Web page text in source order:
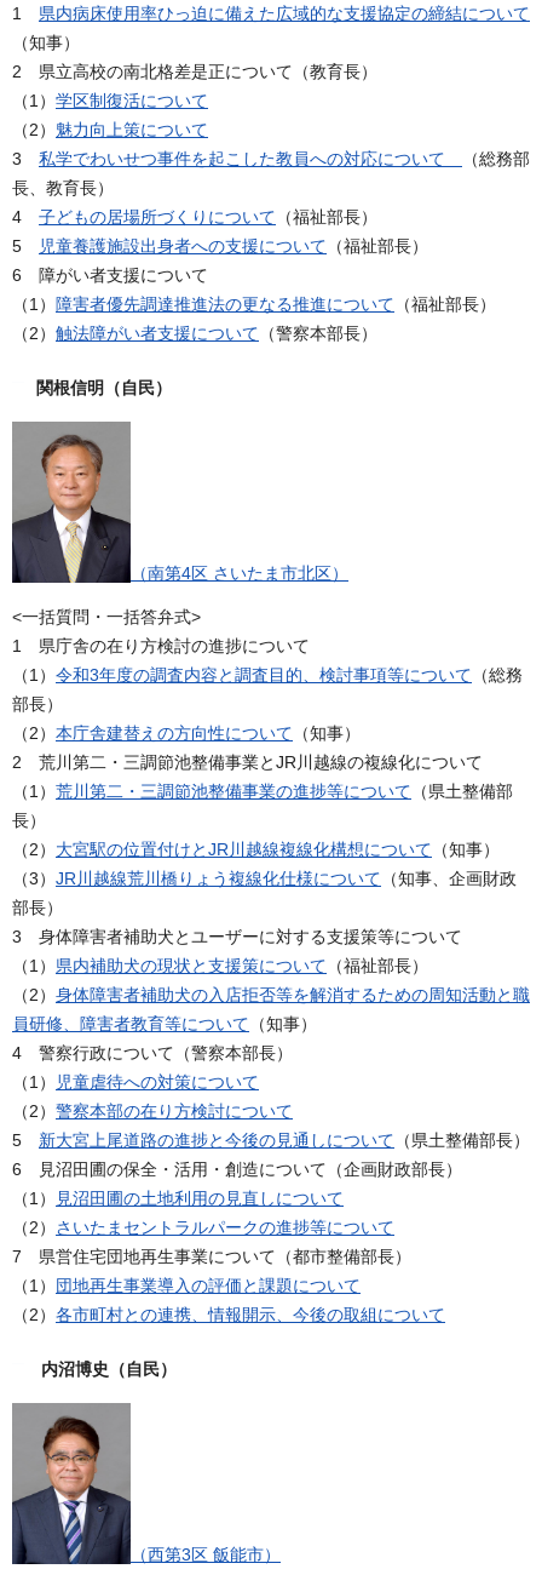
1 県内病床使用率ひっ迫に備えた広域的な支援協定の締結について
（知事）
2 県立高校の南北格差是正について（教育長）
（1） 学区制復活について
（2） 魅力向上策について
3 私学でわいせつ事件を起こした教員への対応について
（総務部
長、教育長）
4 子どもの居場所づくりについて （福祉部長）
5
児童養護施設出身者への支援について （福祉部長）
6 障がい者支援について
（1） 障害者優先調達推進法の更なる推進について （福祉部長）
（2） 触法障がい者支援について （警察本部長）
関根信明（自民）
（南第4区 さいたま市北区）
<一括質問・一括答弁式>
1 県庁舎の在り方検討の進捗について
（1） 令和3年度の調査内容と調査目的、検討事項等について （総務
部長）
（2） 本庁舎建替えの方向性について （知事）
2 荒川第二・三調節池整備事業とJR川越線の複線化について
（1） 荒川第二・三調節池整備事業の進捗等について （県土整備部
長）
（2） 大宮駅の位置付けとJR川越線複線化構想について （知事）
（3） JR川越線荒川橋りょう複線化仕様について （知事、企画財政
部長）
3 身体障害者補助犬とユーザーに対する支援策等について
（1） 県内補助犬の現状と支援策について （福祉部長）
（2） 身体障害者補助犬の入店拒否等を解消するための周知活動と職
員研修、障害者教育等について （知事）
4 警察行政について（警察本部長）
（1）
児童虐待への対策について
（2） 警察本部の在り方検討について
5 新大宮上尾道路の進捗と今後の見通しについて （県土整備部長）
6 見沼田圃の保全・活用・創造について（企画財政部長）
（1）
見沼田圃の土地利用の見直しについて
（2） さいたまセントラルパークの進捗等について
7 県営住宅団地再生事業について（都市整備部長）
（1） 団地再生事業導入の評価と課題について
（2） 各市町村との連携、情報開示、今後の取組について
内沼博史（自民）
（西第3区 飯能市）